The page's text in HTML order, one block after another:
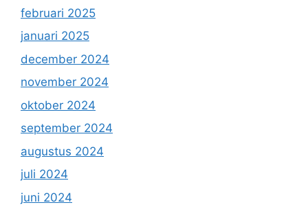
februari 2025
januari 2025
december 2024
november 2024
oktober 2024
september 2024
augustus 2024
juli 2024
juni 2024